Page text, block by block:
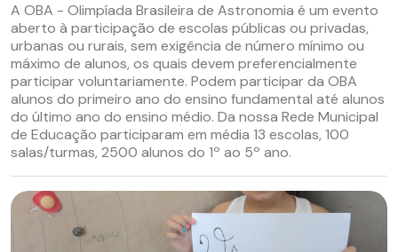
A OBA - Olimpíada Brasileira de Astronomia é um evento
aberto à participação de escolas públicas ou privadas,
urbanas ou rurais, sem exigência de número mínimo ou
máximo de alunos, os quais devem preferencialmente
participar voluntariamente. Podem participar da OBA
alunos do primeiro ano do ensino fundamental até alunos
do último ano do ensino médio. Da nossa Rede Municipal
de Educação participaram em média 13 escolas, 100
salas/turmas, 2500 alunos do 1º ao 5º ano.